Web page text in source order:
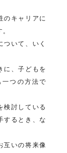
のキャリアに
いて、いく
に、子どもを
つの方法で
検討している
するとき、な
互いの将来像